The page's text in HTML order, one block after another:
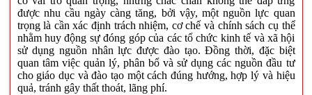
được nhu cầu ngày càng tăng, bởi vậy, một nguồn lực quan
trọng là cần xác định trách nhiệm, cơ chế và chính sách cụ thể
nhằm huy động sự đóng góp của các tổ chức kinh tế và xã hội
sử dụng nguồn nhân lực được đào tạo. Đồng thời, đặc biệt
quan tâm việc quản lý, phân bổ và sử dụng các nguồn đầu tư
cho giáo dục và đào tạo một cách đúng hướng, hợp lý và hiệu
quả, tránh gây thất thoát, lãng phí.